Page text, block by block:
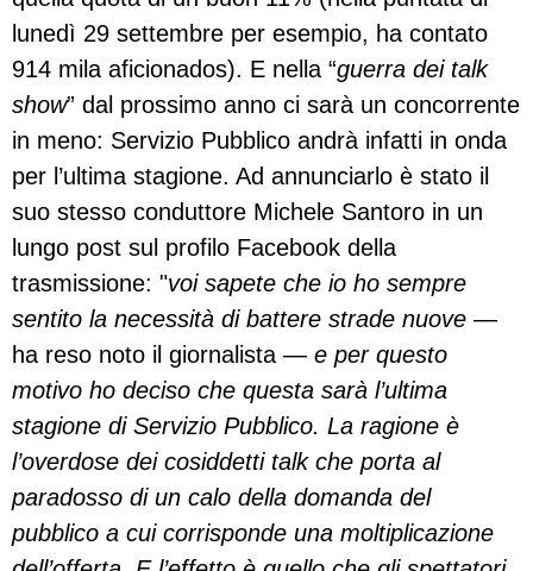
lunedì 29 settembre per esempio, ha contato
914 mila aficionados). E nella “guerra dei talk
show” dal prossimo anno ci sarà un concorrente
in meno: Servizio Pubblico andrà infatti in onda
per l’ultima stagione. Ad annunciarlo è stato il
suo stesso conduttore Michele Santoro in un
lungo post sul profilo Facebook della
trasmissione: "voi sapete che io ho sempre
sentito la necessità di battere strade nuove —
ha reso noto il giornalista — e per questo
motivo ho deciso che questa sarà l’ultima
stagione di Servizio Pubblico. La ragione è
l’overdose dei cosiddetti talk che porta al
paradosso di un calo della domanda del
pubblico a cui corrisponde una moltiplicazione